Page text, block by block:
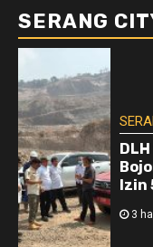
SERANG
Izin
3